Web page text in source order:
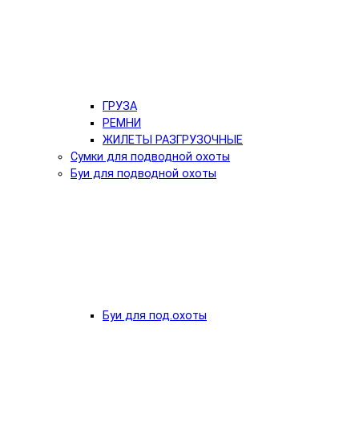
ГРУЗА
РЕМНИ
ЖИЛЕТЫ РАЗГРУЗОЧНЫЕ
Сумки для подводной охоты
Буи для подводной охоты
Буи для под.охоты